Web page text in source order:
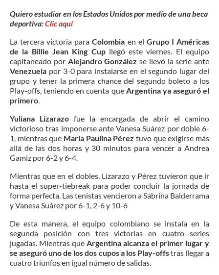
Quiero estudiar en los Estados Unidos por medio de una beca
deportiva:Clic aquí
La tercera victoria paraColombia en el Grupo I Américas
de la Billie Jean King Cupllegó este viernes. El equipo
capitaneado porAlejandro González se llevó la serie ante
Venezuela por 3-0 para instalarse en el segundo lugar del
grupo y tener la primera chance del segundo boleto a los
Play-offs, teniendo en cuenta que Argentina ya aseguró el
primero
Yuliana Lizarazo fue la encargada de abrir el camino
victorioso tras imponerse ante Vanesa Suárez por doble 6-
1, mientras que María Paulina Pérez tuvo que exigirse más
allá de las dos horas y 30 minutos para vencer a Andrea
Gamiz por 6-2 y 6-4.
Mientras que en el dobles, Lizarazo y Pérez tuvieron que ir
hasta el super-tiebreak para poder concluir la jornada de
forma perfecta. Las tenistas vencieron a Sabrina Balderrama
y Vanesa Suárez por 6-1, 2-6 y 10-6
De esta manera, el equipo colombiano se instala en la
segunda posición con tres victorias en cuatro series
jugadas. Mientras que Argentina alcanza el primer lugar y
se aseguró uno de los dos cupos a los Play-offstras llegar a
cuatro triunfos en igual número de salidas.